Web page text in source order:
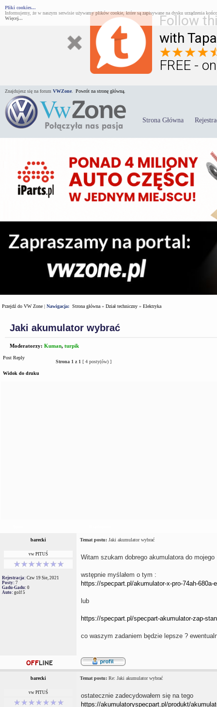
Follow
with
FREE -
Pliki cookies...
Informujemy, że w naszym serwisie używamy plików cookie, które są zapisywane na dysku urządzenia
Więcej...
Znajdujesz się na forum VWZone Powrót na stronę główną.
Strona Główna
Przejdź do VW Zone | Nawigacja: Strona główna » Dział techniczny » Elektryka
Jaki akumulator wybrać
Moderatorzy: Kuman, turpik
Post Reply
Strona 1 z 1 [ 4 posty(ów) ]
Widok do druku
barecki Temat postu: Jaki akumulator wybrać
vw PITUŚ
Rejestracja: Czw 19 Sie, 2021
Posty: 7
Gadu-Gadu: 0
Auto: golf 5
Witam szukam dobrego akumulatora do mojego
wstępnie myślałem o tym :
https://specpart.pl/akumulator-x-pro-74ah-680a-
lub
https://specpart.pl/specpart-akumulator-zap-
co waszym zadaniem będzie lepsze ?
barecki Temat postu: Re: Jaki akumulator wybrać
vw PITUŚ
ostatecznie zadecydowałem się na tego
https://akumulatoryspecpart.pl/produkt/